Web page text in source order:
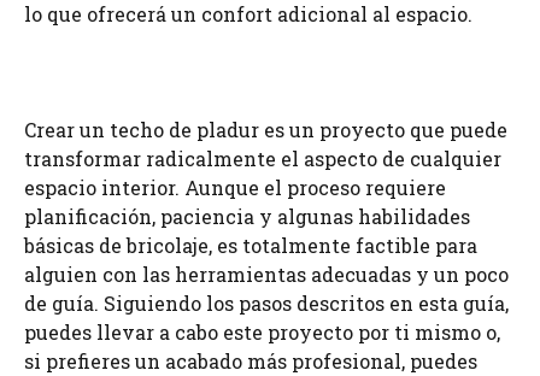
lo que ofrecerá un confort adicional al espacio.
Crear un techo de pladur es un proyecto que puede
transformar radicalmente el aspecto de cualquier
espacio interior. Aunque el proceso requiere
planificación, paciencia y algunas habilidades
básicas de bricolaje, es totalmente factible para
alguien con las herramientas adecuadas y un poco
de guía. Siguiendo los pasos descritos en esta guía,
puedes llevar a cabo este proyecto por ti mismo o,
si prefieres un acabado más profesional, puedes